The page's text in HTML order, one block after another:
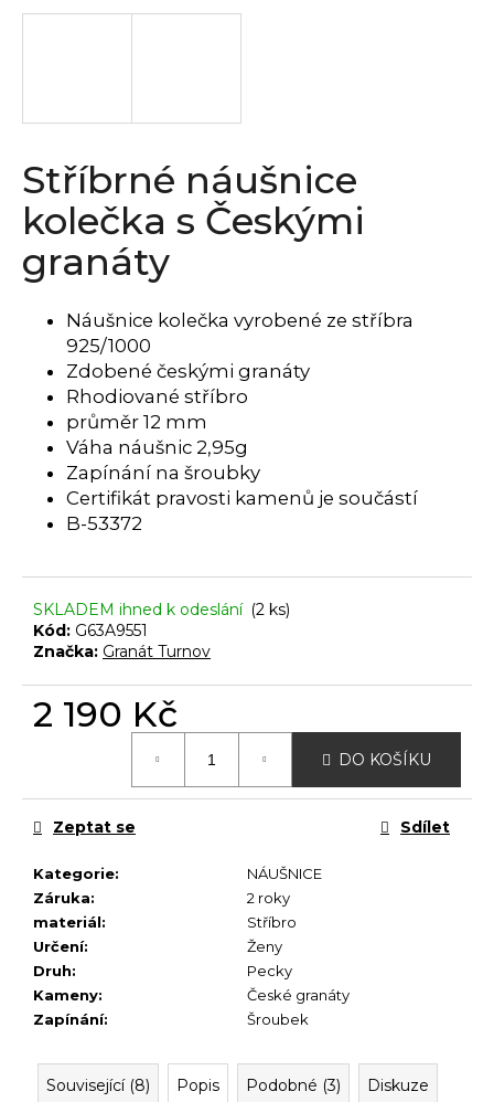
Stříbrné náušnice
kolečka s Českými
granáty
Náušnice kolečka vyrobené ze stříbra
925/1000
Zdobené českými granáty
Rhodiované stříbro
průměr 12 mm
Váha náušnic 2,95g
Zapínání na šroubky
Certifikát pravosti kamenů je součástí
B-53372
SKLADEM ihned k odeslání (2 ks)
Kód: G63A9551
Značka: Granát Turnov
2 190 Kč
DO KOŠÍKU
Kategorie:
NÁUŠNICE
Záruka:
2 roky
materiál:
Stříbro
Určení:
Ženy
Druh:
Pecky
Kameny:
České granáty
Zapínání: Šroubek
Zeptat se Sdílet
Související (8) Popis Podobné (3) Diskuze
t
HLEDAT
e
e